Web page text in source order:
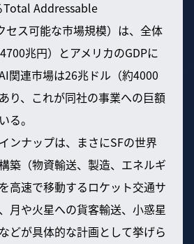
Total Addressable
セス可能な市場規模）は、全体
兆円）とアメリカのGDPに
関連市場は26兆ドル（約4000
り、これが同社の事業への巨額
る。
ンナップは、まさにSFの世界
築（物資輸送、製造、エネルギ
高速で移動するロケット交通サ
月や火星への貨客輸送、小惑星
どが具体的な計画として挙げら